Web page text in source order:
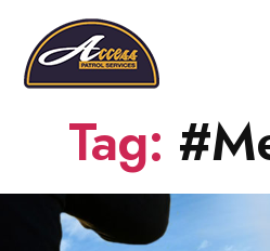
SERVICIOS
Tag: